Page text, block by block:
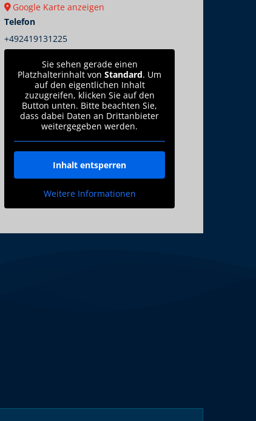
Google Karte anzeigen
Telefon
+492419131225
Sie sehen gerade einen
Platzhalterinhalt vonStandard. Um
auf den eigentlichen Inhalt
zuzugreifen, klicken Sie auf den
Button unten. Bitte beachten Sie,
dass dabei Daten an Drittanbieter
weitergegeben werden.
Inhalt entsperren
Weitere Informationen